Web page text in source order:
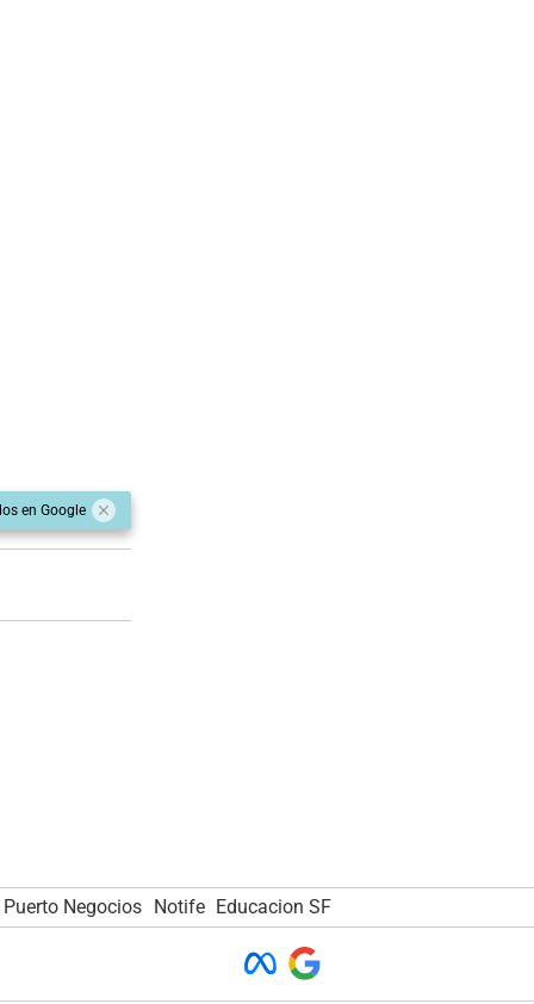
en Google
Puerto Negocios Notife Educacion SF